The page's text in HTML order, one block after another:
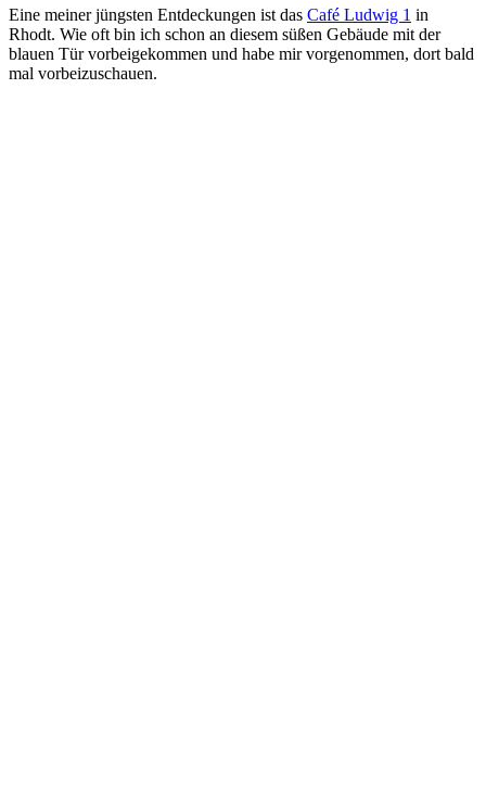
Eine meiner jüngsten Entdeckungen ist das Café Ludwig 1 in
Rhodt. Wie oft bin ich schon an diesem süßen Gebäude mit der
blauen Tür vorbeigekommen und habe mir vorgenommen, dort bald
mal vorbeizuschauen.